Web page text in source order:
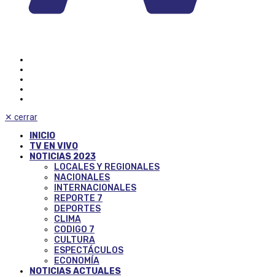
✕ cerrar
INICIO
TV EN VIVO
NOTICIAS 2023
LOCALES Y REGIONALES
NACIONALES
INTERNACIONALES
REPORTE 7
DEPORTES
CLIMA
CODIGO 7
CULTURA
ESPECTÁCULOS
ECONOMÍA
NOTICIAS ACTUALES